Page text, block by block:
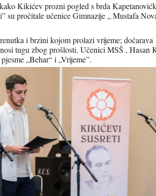
Kikićev prozni pogled s brda
su pročitale učenice Gimnazije „ Mustafa
i brzini kojom prolazi vrijeme; dočarava
tugu zbog prošlosti. Učenici MSŠ , Hasan
„Behar“ i „Vrijeme”.